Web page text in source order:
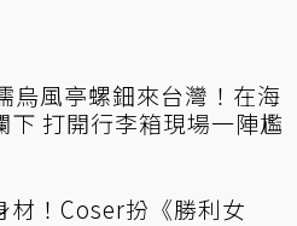
烏風亭螺鈿來台灣！在海
下 打開行李箱現場一陣尷
材！Coser扮《勝利女